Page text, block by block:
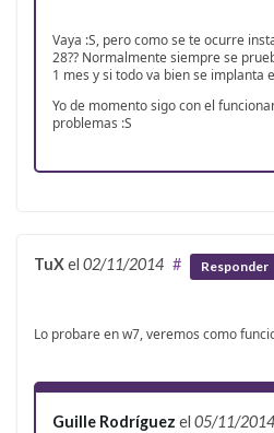
Vaya :S, pero como se te ocurre
28?? Normalmente siempre se
1 mes y si todo va bien se implanta
Yo de momento sigo con el
problemas :S
TuXel 02/11/2014 # Responder
Lo probare en w7, veremos como
Guille Rodríguez el 05/11/2014